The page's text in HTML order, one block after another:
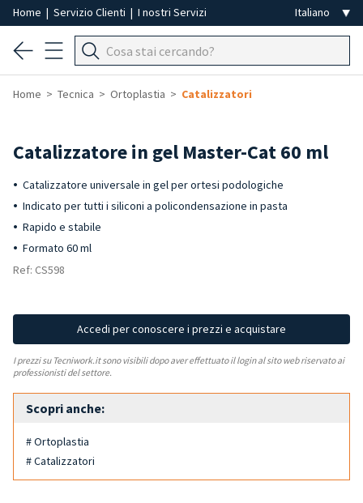
Home | Servizio Clienti | I nostri Servizi
Home Tecnica Ortoplastia Catalizzatori
Catalizzatore in gel Master-Cat 60 ml
Catalizzatore universale in gel per ortesi podologiche
Indicato per tutti i siliconi a policondensazione in pasta
Rapido e stabile
Formato 60 ml
Ref: CS598
Accedi per conoscere i prezzi e acquistare
I prezzi su Tecniwork.it sono visibili dopo aver effettuato il login al sito web riservato ai
professionisti del settore.
Scopri anche:
# Ortoplastia
# Catalizzatori